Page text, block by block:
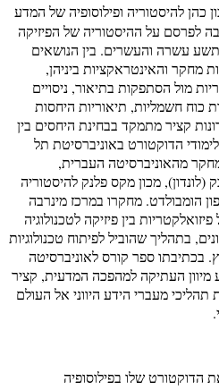
כהן להיסטוריה ופילוסופיה של המדע
לפרסם על ההיסטוריה של הפיזיקה
עשרה והעשרים. בין הנושאים
מחקר והאינטראקציות ביניהן,
מול הסתפקות בתיאור, ניסויים
כוח חשמליות, תיאוריות היחסות
קציר מתמקד בבחינת היחסים בין
הדוקטורט באוניברסיטת תל
מחקר מהאוניברסיטה העברית,
(לונדון), מכון מקס פלנק להיסטוריה
הומבולדט. מחקרו במרכז מינרבה
בין פיזיקה לטכנולוגיה
בתהליך שהוביל לפיתוח טכנולוגיות
בכתיבתו ספר קורס לאוניברסיטה
העתיקה למהפכה המדעית, קציר
מעברי הידע היווני אל העולם
הדוקטורט שלו בפילוסופיה